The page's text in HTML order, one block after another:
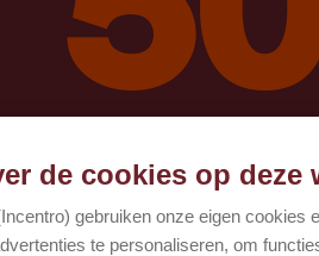
Probeer het opnieuw
de cookies op deze
gebruiken onze eigen cookies
te personaliseren, om